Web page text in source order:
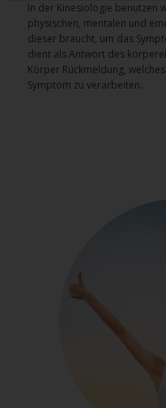
In der Kinesiologie benutzen
physischen, mentalen und
dieser braucht, um das
dient als Antwort des
Körper Rückmeldung,
Symptom zu verarbeiten.